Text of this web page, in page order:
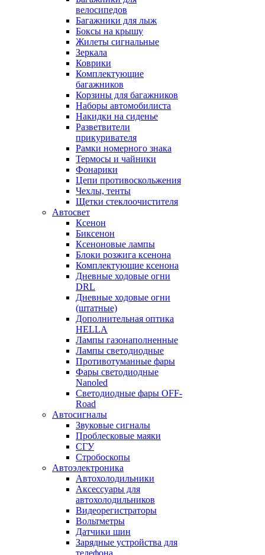
велосипедов
Багажники для лыж
Боксы на крышу
Жилеты сигнальные
Зеркала
Коврики
Комплектующие
багажников
Корзины для багажников
Наборы автомобилиста
Накидки на сиденье
Разветвители
прикуривателя
Рамки номерного знака
Термосы и чайники
Фонарики
Цепи противоскольжения
Чехлы, тенты
Щетки стеклоочистителя
Автосвет
Ксенон
Биксенон
Ксеноновые лампы
Блоки розжига ксенона
Комплектующие ксенона
Дневные ходовые огни
DRL
Дневные ходовые огни
(штатные)
Дополнительная оптика
HELLA
Лампы газонаполненные
Лампы светодиодные
Противотуманные фары
Фары светодиодные
Nanoled
Светодиодные фары OFF-
Road
Автосигналы
Звуковые сигналы
Проблесковые маяки
СГУ
Стробоскопы
Автоэлектроника
Автохолодильники
Аксессуары для
автохолодильников
Видеорегистраторы
Вольтметры
Датчики шин
Зарядные устройства для
телефона